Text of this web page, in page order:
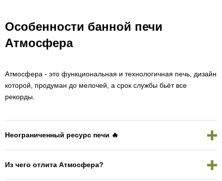
Особенности банной печи
Атмосфера
Атмосфера - это функциональная и технологичная печь, дизайн
которой, продуман до мелочей, а срок службы бьёт все
рекорды.
Неограниченный ресурс печи 🔥
Из чего отлита Атмосфера?